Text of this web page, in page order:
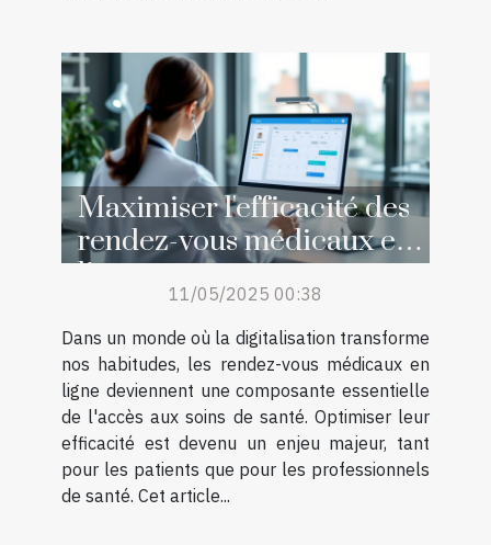
Maximiser l'efficacité des
rendez-vous médicaux en
ligne
11/05/2025 00:38
Dans un monde où la digitalisation transforme
nos habitudes, les rendez-vous médicaux en
ligne deviennent une composante essentielle
de l'accès aux soins de santé. Optimiser leur
efficacité est devenu un enjeu majeur, tant
pour les patients que pour les professionnels
de santé. Cet article...